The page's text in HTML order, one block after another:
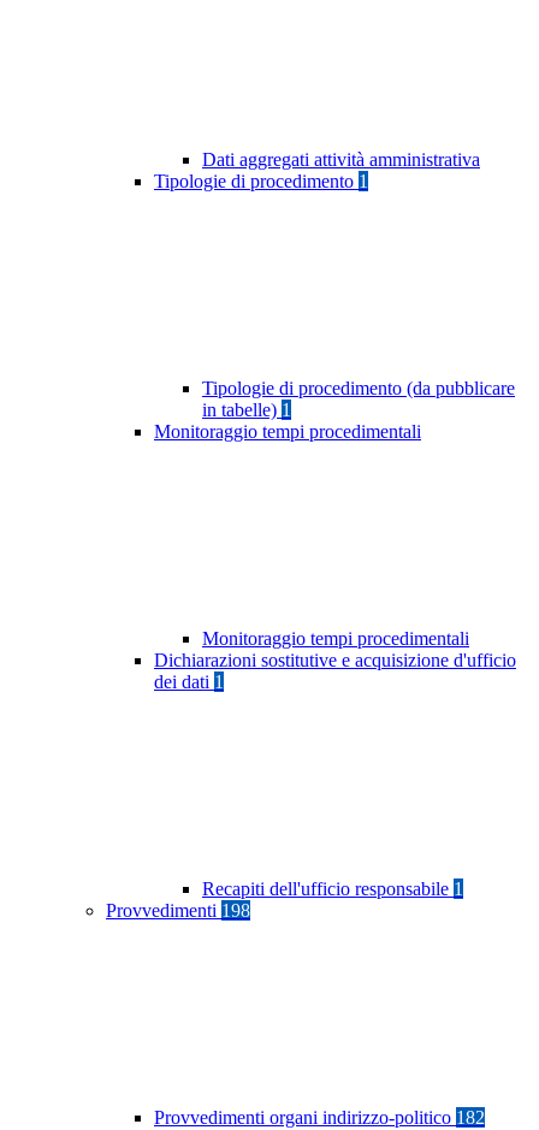
Dati aggregati attività amministrativa
Tipologie di procedimento 1
Tipologie di procedimento (da pubblicare
in tabelle) 1
Monitoraggio tempi procedimentali
Monitoraggio tempi procedimentali
Dichiarazioni sostitutive e acquisizione d'ufficio
dei dati 1
Recapiti dell'ufficio responsabile 1
Provvedimenti 198
Provvedimenti organi indirizzo-politico 182